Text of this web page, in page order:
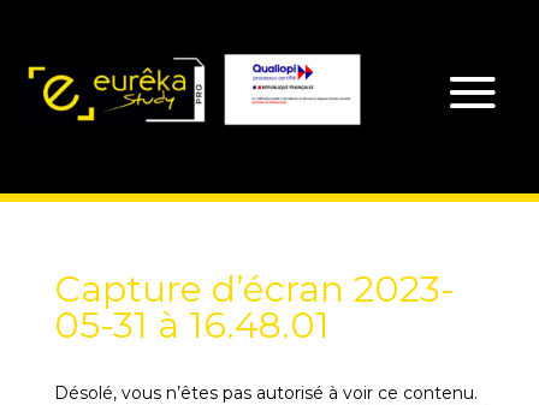
Capture d’écran 2023-
05-31 à 16.48.01
Désolé, vous n’êtes pas autorisé à voir ce contenu.